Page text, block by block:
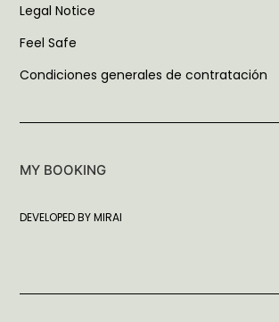
Legal Notice
Feel Safe
Condiciones generales de contratación
MY BOOKING
DEVELOPED BYMIRAI